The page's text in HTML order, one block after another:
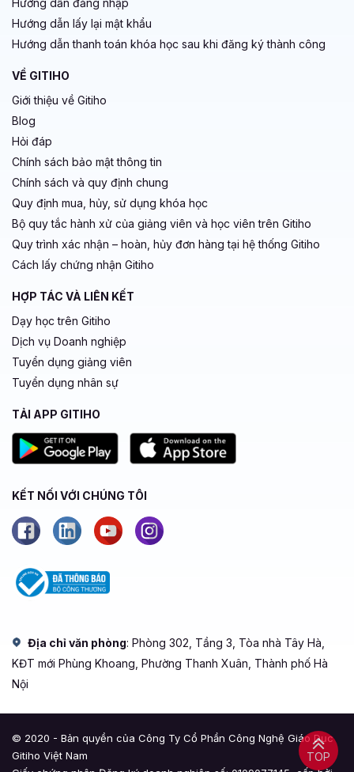
TOP
Hướng dẫn lấy lại mật khẩu
Hướng dẫn thanh toán khóa học sau khi đăng ký thành công
VỀ GITIHO
Giới thiệu về Gitiho
Blog
Hỏi đáp
Chính sách bảo mật thông tin
Chính sách và quy định chung
Quy định mua, hủy, sử dụng khóa học
Bộ quy tắc hành xử của giảng viên và học viên trên Gitiho
Quy trình xác nhận – hoàn, hủy đơn hàng tại hệ thống Gitiho
Cách lấy chứng nhận Gitiho
HỢP TÁC VÀ LIÊN KẾT
Dạy học trên Gitiho
Dịch vụ Doanh nghiệp
Tuyển dụng giảng viên
Tuyển dụng nhân sự
TẢI APP GITIHO
KẾT NỐI VỚI CHÚNG TÔI
Địa chỉ văn phòng: Phòng 302, Tầng 3, Tòa nhà Tây Hà,
KĐT mới Phùng Khoang, Phường Thanh Xuân, Thành phố Hà
Nội
© 2020 - Bản quyền của Công Ty Cổ Phần Công Nghệ Giáo Dục
Gitiho Việt Nam